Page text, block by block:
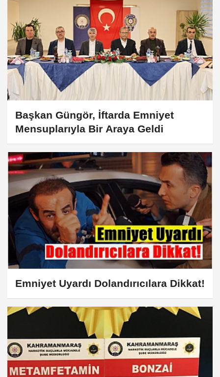
Başkan Güngör, İftarda Emniyet
Mensuplarıyla Bir Araya Geldi
Emniyet Uyardı Dolandırıcılara Dikkat!